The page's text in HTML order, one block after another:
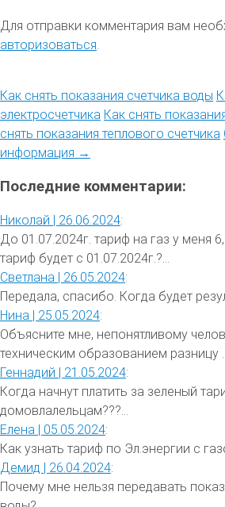
Для отправки комментария вам
авторизоваться
Как снять показания счетчика воды
электросчетчика Как снять
снять показания теплового счетчика
информация →
Последние комментарии:
Николай | 26.06.2024:
До 01.07.2024г. тариф на газ у меня
тариф будет с 01.07.2024г.?...
Светлана | 26.05.2024:
Передала, спасибо. Когда будет
Нина | 25.05.2024:
Объясните мне, непонятливому
техническим образованием разницу
Геннадий | 21.05.2024:
Когда начнут платить за зеленый
домовлалельцам???...
Елена | 05.05.2024:
Как узнать тариф по Эл.энергии с
Демид | 26.04.2024:
Почему мне нельзя передавать